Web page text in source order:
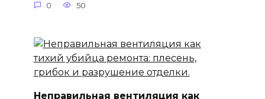
0 50
Неправильная вентиляция как